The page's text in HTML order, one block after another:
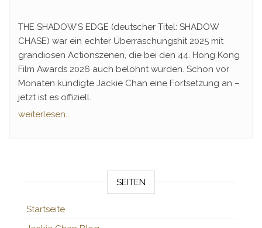
THE SHADOW’S EDGE (deutscher Titel: SHADOW
CHASE) war ein echter Überraschungshit 2025 mit
grandiosen Actionszenen, die bei den 44. Hong Kong
Film Awards 2026 auch belohnt wurden. Schon vor
Monaten kündigte Jackie Chan eine Fortsetzung an –
jetzt ist es offiziell.
weiterlesen...
SEITEN
Startseite